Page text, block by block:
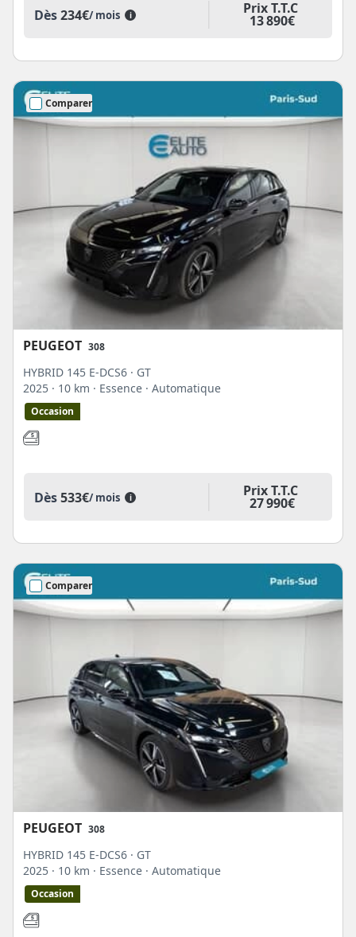
Dès234€/ mois i Prix T.T.C
13 890€
Comparer
PEUGEOT 308
HYBRID 145 E-DCS6 · GT
2025 · 10 km · Essence · Automatique
Occasion
Dès533€/ mois i Prix T.T.C
27 990€
Comparer
PEUGEOT 308
HYBRID 145 E-DCS6 · GT
2025 · 10 km · Essence · Automatique
Occasion